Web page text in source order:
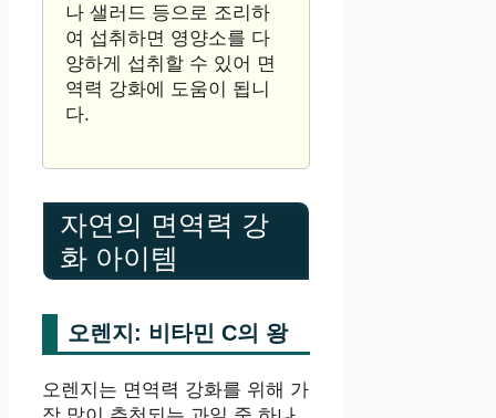
나 샐러드 등으로 조리하
여 섭취하면 영양소를 다
양하게 섭취할 수 있어 면
역력 강화에 도움이 됩니
다.
자연의 면역력 강
화 아이템
오렌지: 비타민 C의 왕
오렌지는 면역력 강화를 위해 가